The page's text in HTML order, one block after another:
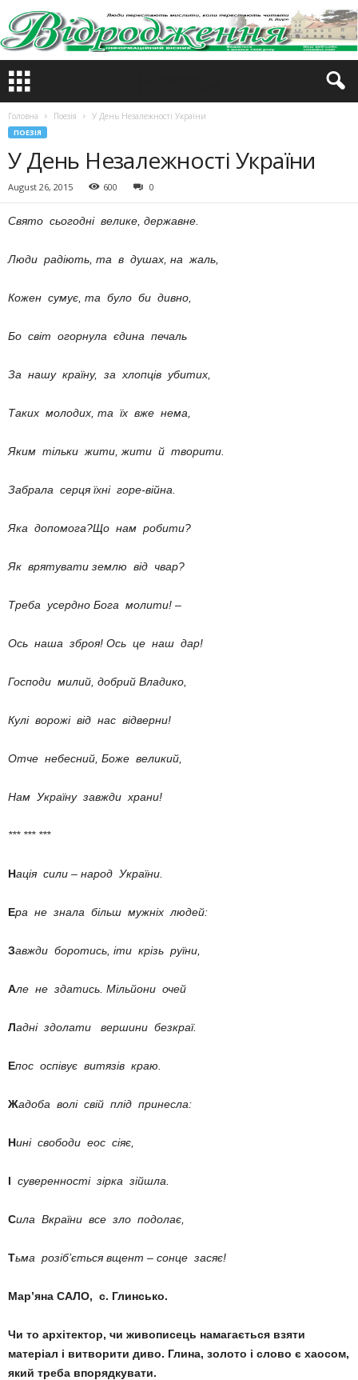
Головна Поезія У День Незалежності України
ПОЕЗІЯ
У День Незалежності України
August 26, 2015 600 0
Свято сьогодні велике, державне.
Люди радіють, та в душах, на жаль,
Кожен сумує, та було би дивно,
Бо світ огорнула єдина печаль
За нашу країну, за хлопців убитих,
Таких молодих, та їх вже нема,
Яким тільки жити, жити й творити.
Забрала серця їхні горе-війна.
Яка допомога?Що нам робити?
Як врятувати землю від чвар?
Треба усердно Бога молити! –
Ось наша зброя! Ось це наш дар!
Господи милий, добрий Владико,
Кулі ворожі від нас відверни!
Отче небесний, Боже великий,
Нам Україну завжди храни!
*** *** ***
Нація сили – народ України.
Ера не знала більш мужніх людей:
Завжди боротись, іти крізь руїни,
Але не здатись. Мільйони очей
Ладні здолати вершини безкраї.
Епос оспівує витязів краю.
Жадоба волі свій плід принесла:
Нині свободи еос сіяє,
І суверенності зірка зійшла.
Сила Вкраїни все зло подолає,
Тьма розіб’ється вщент – сонце засяє!
Мар’яна САЛО, с. Глинсько.
Чи то архітектор, чи живописець намагається взяти
матеріал і витворити диво. Глина, золото і слово є хаосом,
який треба впорядкувати.